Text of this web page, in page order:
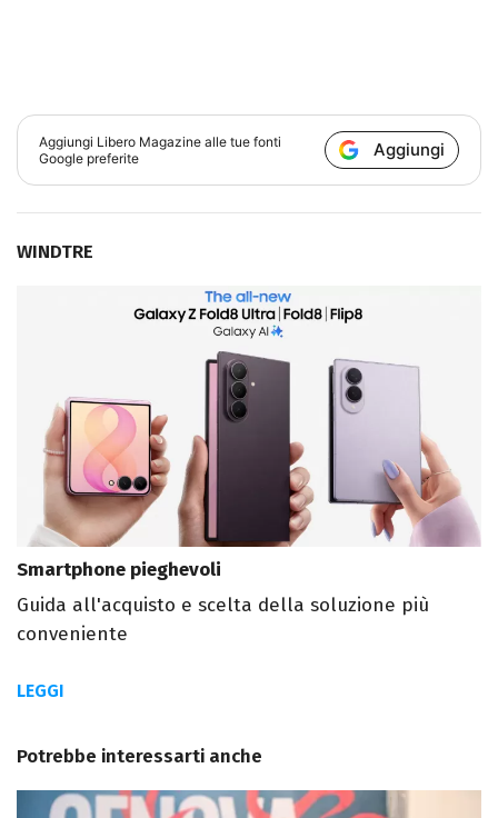
Aggiungi Libero Magazine alle tue fonti
Google preferite
Aggiungi
WINDTRE
Smartphone pieghevoli
Guida all'acquisto e scelta della soluzione più
conveniente
LEGGI
Potrebbe interessarti anche